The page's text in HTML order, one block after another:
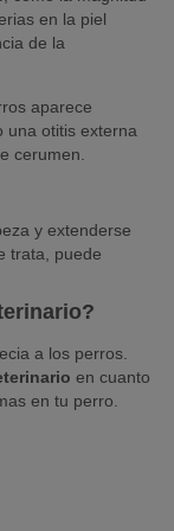
en la piel
de la
aparece
una otitis externa
cerumen.
y extenderse
trata, puede
a los perros.
en cuanto
en tu perro.
cutáneas,